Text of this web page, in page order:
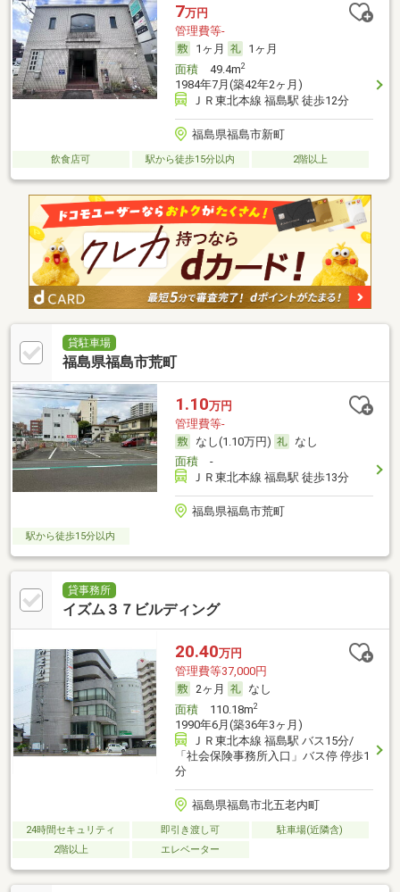
7万円
管理費等-
1ヶ月
1ヶ月
面積49.4m2
1984年7月(築42年2ヶ月)
ＪＲ東北本線 福島駅 徒歩12分
福島県福島市新町
飲食店可 駅から徒歩15分以内 2階以上
貸駐車場
福島県福島市荒町
1.10万円
管理費等-
なし(1.10万円)
なし
面積-
ＪＲ東北本線 福島駅 徒歩13分
福島県福島市荒町
駅から徒歩15分以内
貸事務所
イズム３７ビルディング
20.40万円
管理費等37,000円
2ヶ月
なし
面積110.18m2
1990年6月(築36年3ヶ月)
ＪＲ東北本線 福島駅 バス15分/
「社会保険事務所入口」バス停 停歩1
分
福島県福島市北五老内町
24時間セキュリティ 即引き渡し可
駐車場(近隣含)
2階以上
エレベーター